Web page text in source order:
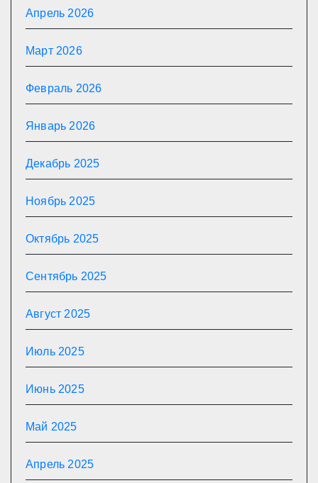
Апрель 2026
Март 2026
Февраль 2026
Январь 2026
Декабрь 2025
Ноябрь 2025
Октябрь 2025
Сентябрь 2025
Август 2025
Июль 2025
Июнь 2025
Май 2025
Апрель 2025